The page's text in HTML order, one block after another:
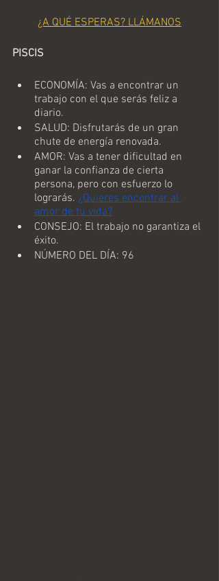
¿A QUÉ ESPERAS? LLÁMANOS
PISCIS
ECONOMÍA: Vas a encontrar un
trabajo con el que serás feliz a
diario.
SALUD: Disfrutarás de un gran
chute de energía renovada.
AMOR: Vas a tener dificultad en
ganar la confianza de cierta
persona, pero con esfuerzo lo
lograrás. ¿Quieres encontrar al
amor de tu vida?
CONSEJO: El trabajo no garantiza el
éxito.
NÚMERO DEL DÍA: 96